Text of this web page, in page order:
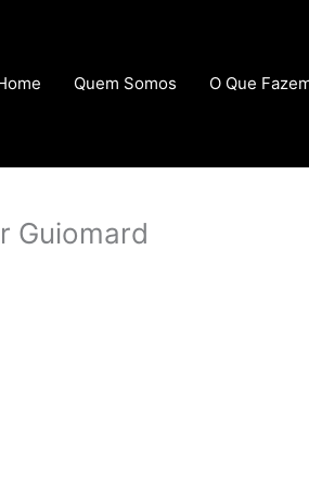
Quem Somos O Que
Guiomard